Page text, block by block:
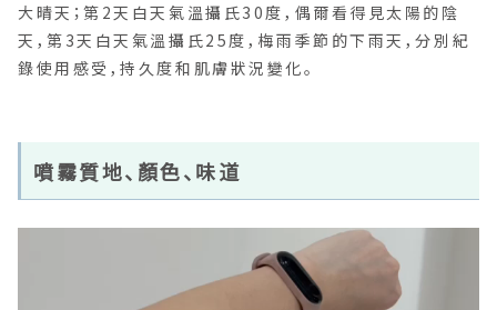
大晴天；第2天白天氣溫攝氏30度，偶爾看得見太陽的陰
天，第3天白天氣溫攝氏25度，梅雨季節的下雨天，分別紀
錄使用感受，持久度和肌膚狀況變化。
噴霧質地、顏色、味道